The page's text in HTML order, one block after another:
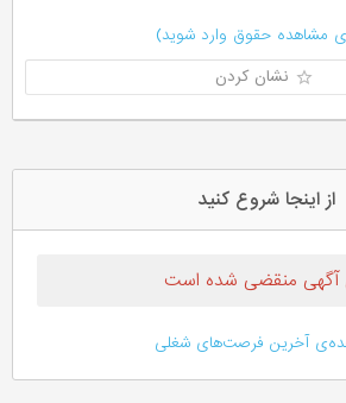
مشاهده حقوق وارد شوید)
نشان کردن
از اینجا شروع کنید
آگهی منقضی شده است
آخرین فرصت‌های شغلی